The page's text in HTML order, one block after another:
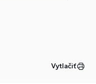
Vytlačiť